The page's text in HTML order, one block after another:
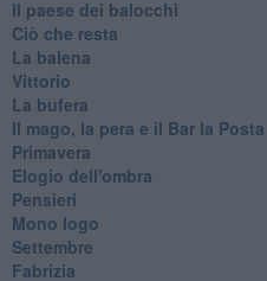
Il paese dei balocchi
Ciò che resta
La balena
Vittorio
La bufera
Il mago, la pera e il Bar la Posta
Primavera
Elogio dell'ombra
Pensieri
Mono logo
Settembre
Fabrizia